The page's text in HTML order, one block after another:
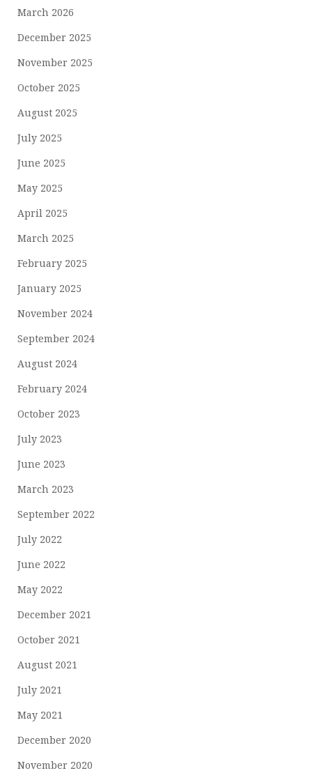
March 2026
December 2025
November 2025
October 2025
August 2025
July 2025
June 2025
May 2025
April 2025
March 2025
February 2025
January 2025
November 2024
September 2024
August 2024
February 2024
October 2023
July 2023
June 2023
March 2023
September 2022
July 2022
June 2022
May 2022
December 2021
October 2021
August 2021
July 2021
May 2021
December 2020
November 2020